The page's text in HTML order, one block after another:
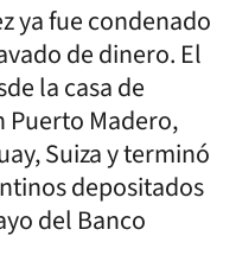
ya fue condenado
de dinero. El
la casa de
Puerto Madero,
Suiza y terminó
depositados
del Banco